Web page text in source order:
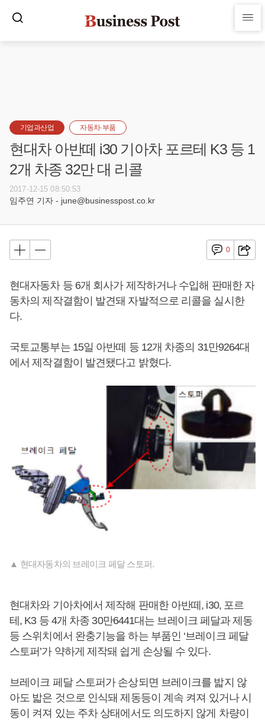
기업과산업 자동차·부품
현대차 아반떼 i30 기아차 포르테 K3 등 1
2개 차종 32만 대 리콜
2017-12-15 08:50:53
임주연 기자 - june@businesspost.co.kr
0
현대자동차 등 6개 회사가 제작하거나 수입해 판매한 자
동차의 제작결함이 발견돼 자발적으로 리콜을 실시한
다.
국토교통부는 15일 아반떼 등 12개 차종의 31만9264대
에서 제작결함이 발견됐다고 밝혔다.
▲ 현대자동차의 브레이크 페달 스토퍼.
현대차와 기아차에서 제작해 판매한 아반떼, i30, 포르
테, K3 등 4개 차종 30만6441대는 브레이크 페달과 제동
등 스위치에서 완충기능을 하는 부품인 ‘브레이크 페달
스토퍼’가 약하게 제작돼 쉽게 손상될 수 있다.
브레이크 페달 스토퍼가 손상되면 브레이크를 밟지 않
아도 밟은 것으로 인식돼 제동등이 계속 켜져 있거나 시
동이 켜져 있는 주차 상태에서도 의도하지 않게 차량이